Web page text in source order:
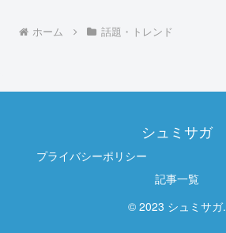
ホーム 話題・トレンド
シュミサガ
プライバシーポリシー
記事一覧
© 2023 シュミサガ.